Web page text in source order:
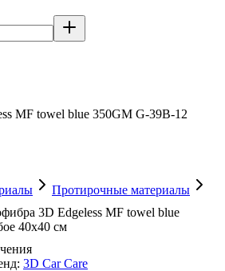
MF towel blue 350GM G-39B-12
Протирочные материалы
3D Edgeless MF towel blue
40х40 см
3D Car Care